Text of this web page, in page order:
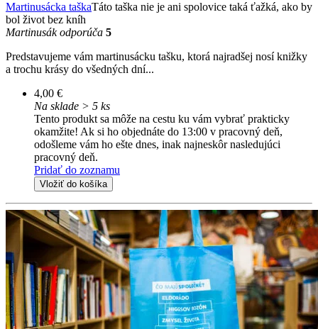
Martinusácka taškaTáto taška nie je ani spolovice taká ťažká, ako by
bol život bez kníh
Martinusák odporúča 5
Predstavujeme vám martinusácku tašku, ktorá najradšej nosí knižky
a trochu krásy do všedných dní...
4,00 €
Na sklade > 5 ks
Tento produkt sa môže na cestu ku vám vybrať prakticky
okamžite! Ak si ho objednáte do 13:00 v pracovný deň,
odošleme vám ho ešte dnes, inak najneskôr nasledujúci
pracovný deň.
Pridať do zoznamu
Vložiť do košíka